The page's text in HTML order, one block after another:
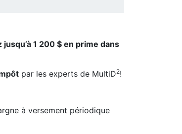
1 200 $ en prime dans
par les experts de MultiD2!
à versement périodique